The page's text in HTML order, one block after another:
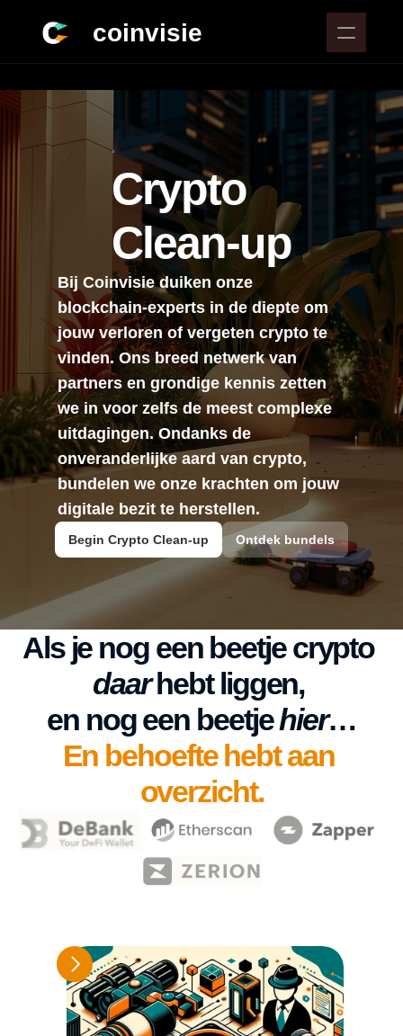
coinvisie
Intake
Veilig bewaren
Bitcoin Spaarplan
Naar alle 8+ services
Join Community
Podcast
Blog
Start Scan
Starter Kit
Over ons
Bitcoin & Blockchain
Web3 & Ethereum
Bundels
Crypto
Clean-up
Bij Coinvisie duiken onze
blockchain-experts in de diepte om
jouw verloren of vergeten crypto te
vinden. Ons breed netwerk van
partners en grondige kennis zetten
we in voor zelfs de meest complexe
uitdagingen. Ondanks de
onveranderlijke aard van crypto,
bundelen we onze krachten om jouw
digitale bezit te herstellen.
Begin Crypto Clean-up Ontdek bundels
Als je nog een beetje crypto
daar hebt liggen,
en nog een beetje hier…
En behoefte hebt aan
overzicht.